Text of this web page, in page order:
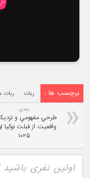
برچسب ها : ربات ربات
بعدی:
طرحي مفهومي و
واقعيت از فبلت نوکيا
۱۰۲۵